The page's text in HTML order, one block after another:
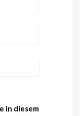
in diesem